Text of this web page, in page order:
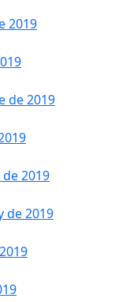
2019
de 2019
2019
de 2019